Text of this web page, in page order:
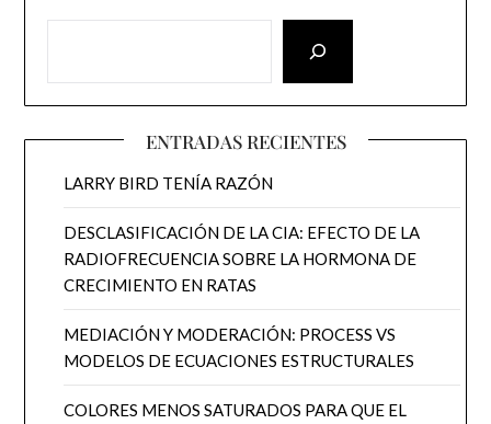
ENTRADAS RECIENTES
LARRY BIRD TENÍA RAZÓN
DESCLASIFICACIÓN DE LA CIA: EFECTO DE LA
RADIOFRECUENCIA SOBRE LA HORMONA DE
CRECIMIENTO EN RATAS
MEDIACIÓN Y MODERACIÓN: PROCESS VS
MODELOS DE ECUACIONES ESTRUCTURALES
COLORES MENOS SATURADOS PARA QUE EL